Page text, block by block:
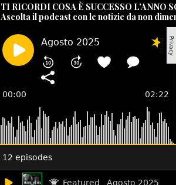
TI RICORDI COSA È SUCCESSO L’ANNO
Ascolta il podcast con le notizie da non